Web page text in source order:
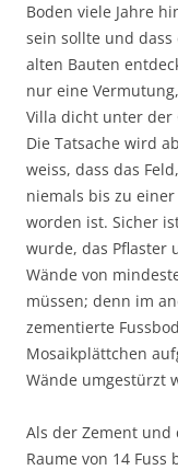
Boden viele Jahre
sein sollte und
alten Bauten
nur eine
Villa dicht unter der
Die Tatsache wird
weiss, dass das
niemals bis zu
worden ist. Sicher
wurde, das Pflaster
Wände von
müssen; denn im
zementierte
Mosaikplättchen
Wände umgestürzt
Als der Zement
Raume von 14